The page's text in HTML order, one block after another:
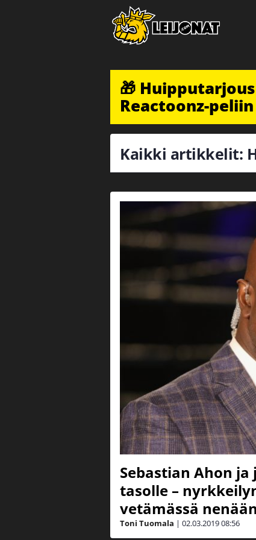
🎁
Reactoonz-
Kaikki artikkelit:
Sebastian Ahon
tasolle –
vetämässä nenään
Toni Tuomala | 02.03.201908:56